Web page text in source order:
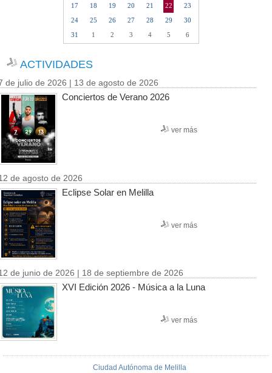
17
18 19 20 21 22
23
24
25 26 27 28 29
30
31
1 2 3 4 5 6
ACTIVIDADES
de julio de 2026 | 13 de agosto de 2026
Conciertos de Verano 2026
ver más
de agosto de 2026
Eclipse Solar en Melilla
ver más
de junio de 2026 | 18 de septiembre de 2026
XVI Edición 2026 - Música a la Luna
ver más
Ciudad Autónoma de Melilla